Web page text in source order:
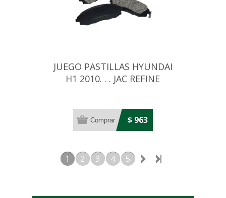
JUEGO PASTILLAS HYUNDAI
H1 2010. . . JAC REFINE
$ 963
1 2 3 4 5